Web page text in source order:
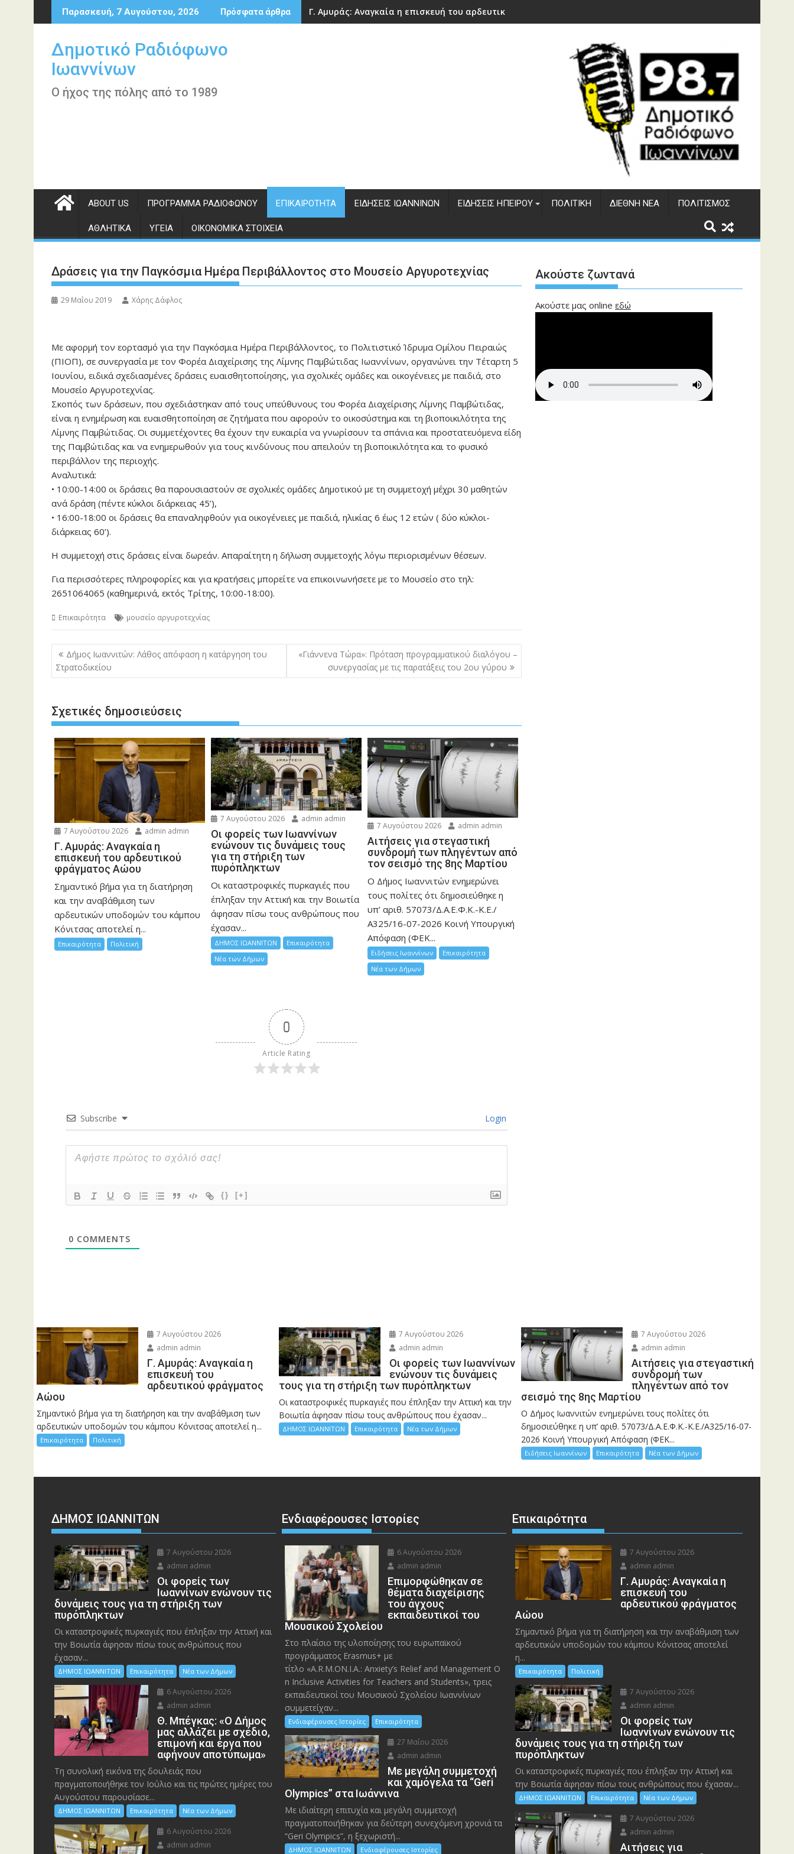
Περάστε
στο
Παρασκευή, 7 Αυγούστου, 2026 Πρόσφατα άρθρα Γ. Αμυράς: Αναγκαία η επισκευή του αρδευτικού φράγματος Αώου
Δημοτικό Ραδιόφωνο
Ιωαννίνων
Ο ήχος της πόλης από το 1989
ABOUT US ΠΡΌΓΡΑΜΜΑ ΡΑΔΙΟΦΏΝΟΥ ΕΠΙΚΑΙΡΌΤΗΤΑ ΕΙΔΉΣΕΙΣ ΙΩΑΝΝΊΝΩΝ ΕΙΔΉΣΕΙΣ ΗΠΕΊΡΟΥ ΠΟΛΙΤΙΚΉ ΔΙΕΘΝΉ ΝΈΑ ΠΟΛΙΤΙΣΜΌΣ
ΑΘΛΗΤΙΚΆ ΥΓΕΊΑ ΟΙΚΟΝΟΜΙΚΆ ΣΤΟΙΧΕΊΑ
Δράσεις για την Παγκόσμια Ημέρα Περιβάλλοντος στο Μουσείο Αργυροτεχνίας
29 Μαΐου 2019 Χάρης Δάφλος
Με αφορμή τον εορτασμό για την Παγκόσμια Ημέρα Περιβάλλοντος, το Πολιτιστικό Ίδρυμα Ομίλου Πειραιώς
(ΠΙΟΠ), σε συνεργασία με τον Φορέα Διαχείρισης της Λίμνης Παμβώτιδας Ιωαννίνων, οργανώνει την Τέταρτη 5
Ιουνίου, ειδικά σχεδιασμένες δράσεις ευαισθητοποίησης, για σχολικές ομάδες και οικογένειες με παιδιά, στο
Μουσείο Αργυροτεχνίας.
Σκοπός των δράσεων, που σχεδιάστηκαν από τους υπεύθυνους του Φορέα Διαχείρισης Λίμνης Παμβώτιδας,
είναι η ενημέρωση και ευαισθητοποίηση σε ζητήματα που αφορούν το οικοσύστημα και τη βιοποικιλότητα της
Λίμνης Παμβώτιδας. Οι συμμετέχοντες θα έχουν την ευκαιρία να γνωρίσουν τα σπάνια και προστατευόμενα είδη
της Παμβώτιδας και να ενημερωθούν για τους κινδύνους που απειλούν τη βιοποικιλότητα και το φυσικό
περιβάλλον της περιοχής.
Αναλυτικά:
• 10:00-14:00 οι δράσεις θα παρουσιαστούν σε σχολικές ομάδες Δημοτικού με τη συμμετοχή μέχρι 30 μαθητών
ανά δράση (πέντε κύκλοι διάρκειας 45’),
• 16:00-18:00 οι δράσεις θα επαναληφθούν για οικογένειες με παιδιά, ηλικίας 6 έως 12 ετών ( δύο κύκλοι-
διάρκειας 60’).
Η συμμετοχή στις δράσεις είναι δωρεάν. Απαραίτητη η δήλωση συμμετοχής λόγω περιορισμένων θέσεων.
Για περισσότερες πληροφορίες και για κρατήσεις μπορείτε να επικοινωνήσετε με το Μουσείο στο τηλ:
2651064065 (καθημερινά, εκτός Τρίτης, 10:00-18:00).
Επικαιρότητα μουσείο αργυροτεχνίας
Πλοήγηση
άρθρων
Δήμος Ιωαννιτών: Λάθος απόφαση η κατάργηση του
Στρατοδικείου
«Γιάννενα Τώρα»: Πρόταση προγραμματικού διαλόγου –
συνεργασίας με τις παρατάξεις του 2ου γύρου
Σχετικές δημοσιεύσεις
7 Αυγούστου 2026 admin admin
Γ. Αμυράς: Αναγκαία η
επισκευή του αρδευτικού
φράγματος Αώου
Σημαντικό βήμα για τη διατήρηση
και την αναβάθμιση των
αρδευτικών υποδομών του κάμπου
Κόνιτσας αποτελεί η...
Επικαιρότητα Πολιτική
7 Αυγούστου 2026 admin admin
Οι φορείς των Ιωαννίνων
ενώνουν τις δυνάμεις τους
για τη στήριξη των
πυρόπληκτων
Οι καταστροφικές πυρκαγιές που
έπληξαν την Αττική και την Bοιωτία
άφησαν πίσω τους ανθρώπους που
έχασαν...
ΔΗΜΟΣ ΙΩΑΝΝΙΤΩΝ
Επικαιρότητα
Νέα των Δήμων
7 Αυγούστου 2026 admin admin
Αιτήσεις για στεγαστική
συνδρομή των πληγέντων από
τον σεισμό της 8ης Μαρτίου
Ο Δήμος Ιωαννιτών ενημερώνει
τους πολίτες ότι δημοσιεύθηκε η
υπ’ αριθ. 57073/Δ.Α.Ε.Φ.Κ.-Κ.Ε./
Α325/16-07-2026 Κοινή Υπουργική
Απόφαση (ΦΕΚ...
Ειδήσεις Ιωαννίνων
Επικαιρότητα
Νέα των Δήμων
0
Article Rating
Subscribe Login
{} [+]
0 COMMENTS
Ακούστε ζωντανά
Ακούστε μας online εδώ
7 Αυγούστου 2026
admin admin
Γ. Αμυράς: Αναγκαία η
επισκευή του
αρδευτικού φράγματος
Αώου
Σημαντικό βήμα για τη διατήρηση και την αναβάθμιση των
αρδευτικών υποδομών του κάμπου Κόνιτσας αποτελεί η...
Επικαιρότητα Πολιτική
7 Αυγούστου 2026
admin admin
Οι φορείς των Ιωαννίνων
ενώνουν τις δυνάμεις
τους για τη στήριξη των πυρόπληκτων
Οι καταστροφικές πυρκαγιές που έπληξαν την Αττική και την
Bοιωτία άφησαν πίσω τους ανθρώπους που έχασαν...
ΔΗΜΟΣ ΙΩΑΝΝΙΤΩΝ Επικαιρότητα Νέα των Δήμων
7 Αυγούστου 2026
admin admin
Αιτήσεις για στεγαστική
συνδρομή των
πληγέντων από τον
σεισμό της 8ης Μαρτίου
Ο Δήμος Ιωαννιτών ενημερώνει τους πολίτες ότι
δημοσιεύθηκε η υπ’ αριθ. 57073/Δ.Α.Ε.Φ.Κ.-Κ.Ε./Α325/16-07-
2026 Κοινή Υπουργική Απόφαση (ΦΕΚ...
Ειδήσεις Ιωαννίνων Επικαιρότητα Νέα των Δήμων
ΔΗΜΟΣ ΙΩΑΝΝΙΤΩΝ
7 Αυγούστου 2026
admin admin
Οι φορείς των
Ιωαννίνων ενώνουν τις
δυνάμεις τους για τη στήριξη των
πυρόπληκτων
Οι καταστροφικές πυρκαγιές που έπληξαν την Αττική και
την Bοιωτία άφησαν πίσω τους ανθρώπους που
έχασαν...
ΔΗΜΟΣ ΙΩΑΝΝΙΤΩΝ Επικαιρότητα Νέα των Δήμων
6 Αυγούστου 2026
admin admin
Θ. Μπέγκας: «Ο Δήμος
μας αλλάζει με σχέδιο,
επιμονή και έργα που
αφήνουν αποτύπωμα»
Τη συνολική εικόνα της δουλειάς που
πραγματοποιήθηκε τον Ιούλιο και τις πρώτες ημέρες του
Αυγούστου παρουσίασε...
ΔΗΜΟΣ ΙΩΑΝΝΙΤΩΝ Επικαιρότητα Νέα των Δήμων
6 Αυγούστου 2026
admin admin
Ενδιαφέρουσες Ιστορίες
6 Αυγούστου 2026
admin admin
Eπιμορφώθηκαν σε
θέματα διαχείρισης
του άγχους
εκπαιδευτικοί του
Μουσικού Σχολείου
Στο πλαίσιο της υλοποίησης του ευρωπαϊκού
προγράμματος Erasmus+ με
τίτλο «A.R.M.ON.I.A.: Anxiety’s Relief and Management O
n Inclusive Activities for Teachers and Students», τρεις
εκπαιδευτικοί του Μουσικού Σχολείου Ιωαννίνων
συμμετείχαν...
Ενδιαφέρουσες Ιστορίες Επικαιρότητα
27 Μαΐου 2026
admin admin
Με μεγάλη συμμετοχή
και χαμόγελα τα “Geri
Olympics” στα Ιωάννινα
Με ιδιαίτερη επιτυχία και μεγάλη συμμετοχή
πραγματοποιήθηκαν για δεύτερη συνεχόμενη χρονιά τα
“Geri Olympics”, η ξεχωριστή...
ΔΗΜΟΣ ΙΩΑΝΝΙΤΩΝ Ενδιαφέρουσες Ιστορίες
Επικαιρότητα
7 Αυγούστου 2026
admin admin
Γ. Αμυράς: Αναγκαία η
επισκευή του
αρδευτικού φράγματος
Αώου
Σημαντικό βήμα για τη διατήρηση και την αναβάθμιση των
αρδευτικών υποδομών του κάμπου Κόνιτσας αποτελεί
η...
Επικαιρότητα Πολιτική
7 Αυγούστου 2026
admin admin
Οι φορείς των
Ιωαννίνων ενώνουν τις
δυνάμεις τους για τη στήριξη των
πυρόπληκτων
Οι καταστροφικές πυρκαγιές που έπληξαν την Αττική και
την Bοιωτία άφησαν πίσω τους ανθρώπους που έχασαν...
ΔΗΜΟΣ ΙΩΑΝΝΙΤΩΝ Επικαιρότητα Νέα των Δήμων
7 Αυγούστου 2026
admin admin
Αιτήσεις για